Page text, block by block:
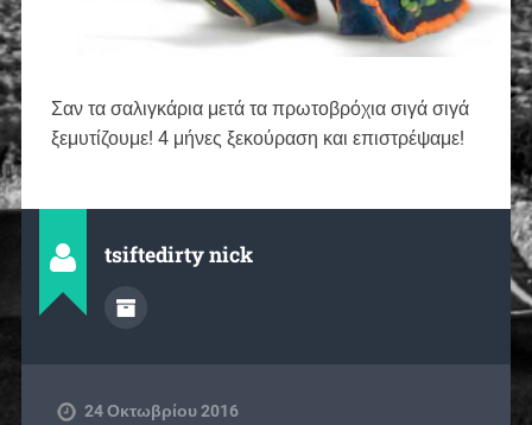
Σαν τα σαλιγκάρια μετά τα πρωτοβρόχια σιγά σιγά
ξεμυτίζουμε! 4 μήνες ξεκούραση και επιστρέψαμε!
tsiftedirty nick
24 Οκτωβρίου 2016